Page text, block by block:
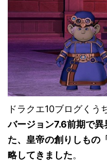
ドラクエ10ブログくう
バージョン7.6前期で
た、皇帝の創りしもの
略してきました。